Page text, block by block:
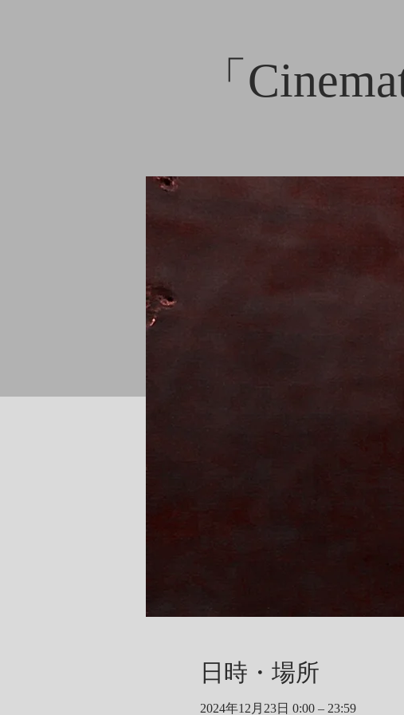
「
日時・場所
2024年12月23日 0:00 – 23:59